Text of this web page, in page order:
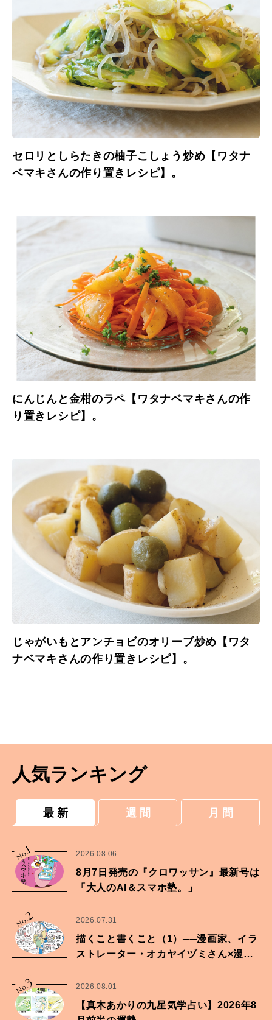
セロリとしらたきの柚子こしょう炒め【ワタナ
ベマキさんの作り置きレシピ】。
にんじんと金柑のラペ【ワタナベマキさんの作
り置きレシピ】。
じゃがいもとアンチョビのオリーブ炒め【ワタ
ナベマキさんの作り置きレシピ】。
人気ランキング
最 新 週 間 月 間
No.
1 2026.08.06
8月7日発売の『クロワッサン』最新号は
「大人のAI＆スマホ塾。」
No.2 2026.07.31
描くこと書くこと（1）──漫画家、イラ
ストレーター・オカヤイヅミさん×漫画
No.
3 2026.08.01
【真木あかりの九星気学占い】2026年8